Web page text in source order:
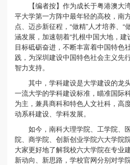
【编者按】作为成长于粤港澳大
平大学第一方阵中最年轻的高校，南
点、迈步新征程，“做精”人才培养、“
涵发展，加速朝着“扎根中国大地，建
目标砥砺奋进，不断丰富着中国特色
践，为深圳建设中国特色社会主义先
智力支持。
其中，学科建设是大学建设的龙
一流大学的学科建设标准，瞄准国际
为主，兼具商科和特色人文社科，高
动系科建设、学科发展。
如今，南科大理学院、工学院、
院、商学院、创新创业学院六大学院
大家更好地了解我校六大学院在专业
新动向、新思路，学校官网分别对学